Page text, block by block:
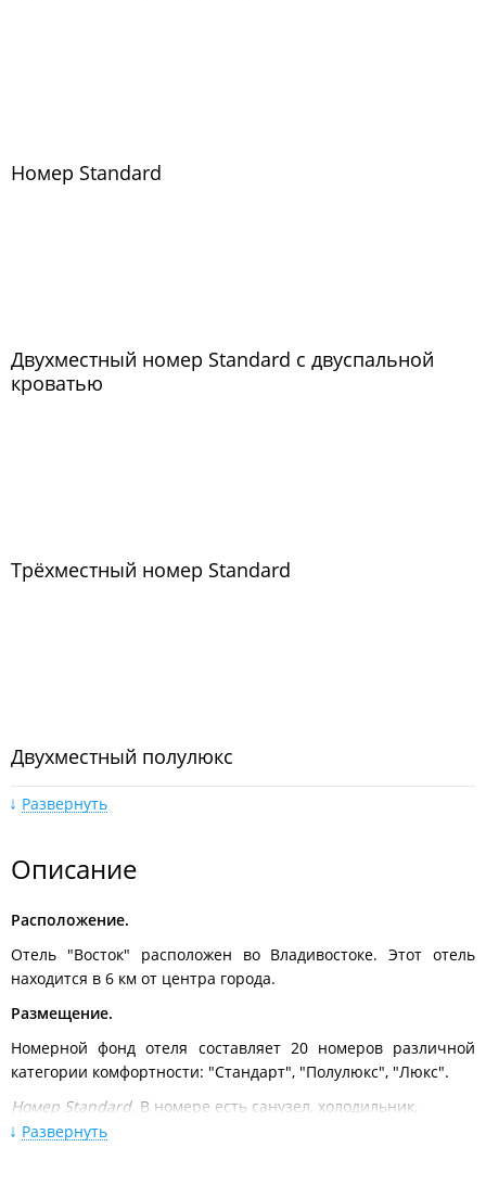
Номер Standard
Двухместный номер Standard с двуспальной
кроватью
Трёхместный номер Standard
Двухместный полулюкс
Люкс
Развернуть
Описание
Расположение.
Отель "Восток" расположен во Владивостоке. Этот отель
находится в 6 км от центра города.
Размещение.
Номерной фонд отеля составляет 20 номеров различной
категории комфортности: "Стандарт", "Полулюкс", "Люкс".
Номер Standard. В номере есть санузел, холодильник,
чайник, кондиционер, телевизор, туалетные
Развернуть